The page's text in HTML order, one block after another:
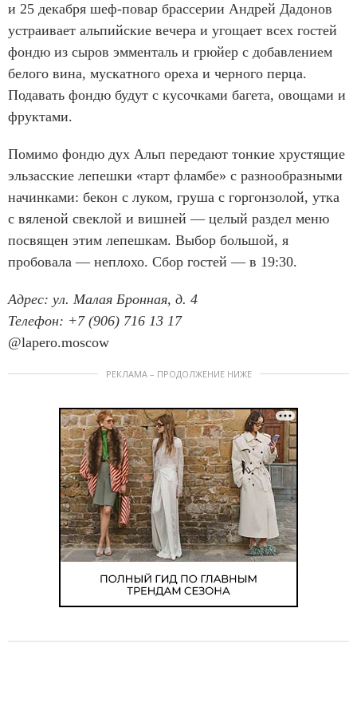
и 25 декабря шеф-повар брассерии Андрей Дадонов
устраивает альпийские вечера и угощает всех гостей
фондю из сыров эмменталь и грюйер с добавлением
белого вина, мускатного ореха и черного перца.
Подавать фондю будут с кусочками багета, овощами и
фруктами.
Помимо фондю дух Альп передают тонкие хрустящие
эльзасские лепешки «тарт фламбе» с разнообразными
начинками: бекон с луком, груша с горгонзолой, утка
с вяленой свеклой и вишней — целый раздел меню
посвящен этим лепешкам. Выбор большой, я
пробовала — неплохо. Сбор гостей — в 19:30.
Адрес: ул. Малая Бронная, д. 4
Телефон: +7 (906) 716 13 17
@lapero.moscow
РЕКЛАМА – ПРОДОЛЖЕНИЕ НИЖЕ